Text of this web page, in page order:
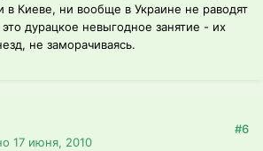
в Киеве, ни вообще в Украине не раводят
дурацкое невыгодное занятие - их
не заморачиваясь.
17 июня, 2010
#6